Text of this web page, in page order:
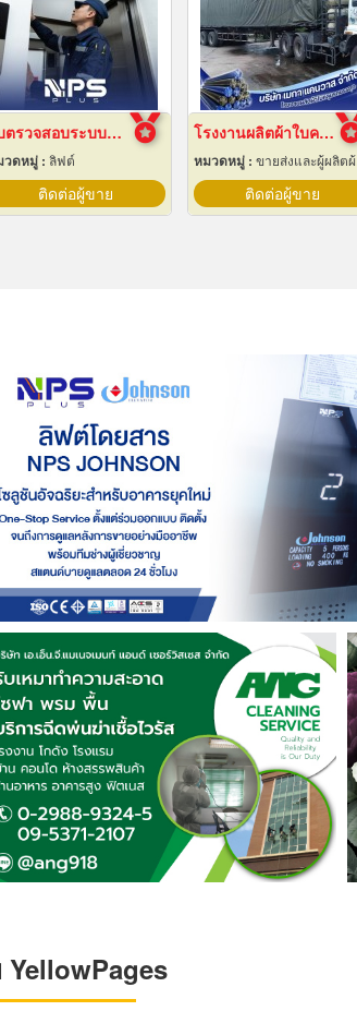
รับตรวจสอบระบบลิฟต์ ซ่อมบำรุงรักษา Maintenance
วดหมู่ : ลิฟต์
ติดต่อผู้ขาย
โรงงานผลิตผ้าใบคลุมรถบรรทุก
หมวดหมู่ : ขายส่งและผู้ผลิตผ้าใบ
ติดต่อผู้ขาย